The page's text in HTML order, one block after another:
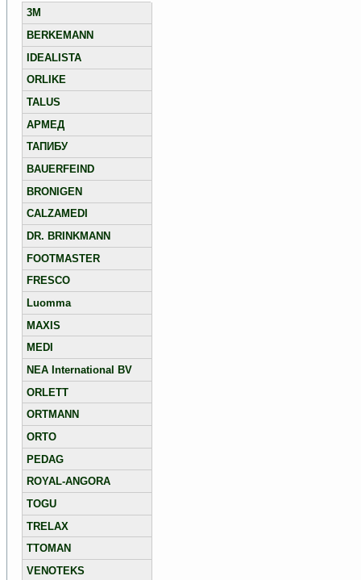
3M
BERKEMANN
IDEALISTA
ORLIKE
TALUS
АРМЕД
ТАПИБУ
BAUERFEIND
BRONIGEN
CALZAMEDI
DR. BRINKMANN
FOOTMASTER
FRESCO
Luomma
MAXIS
MEDI
NEA International BV
ORLETT
ORTMANN
ORTO
PEDAG
ROYAL-ANGORA
TOGU
TRELAX
TTOMAN
VENOTEKS